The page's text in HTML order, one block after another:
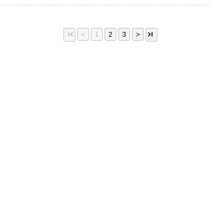
1 2 3